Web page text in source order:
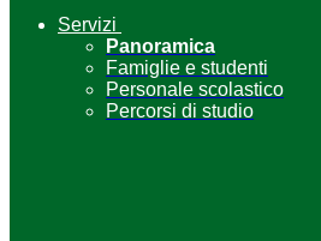
Servizi
Panoramica
Famiglie e studenti
Personale scolastico
Percorsi di studio